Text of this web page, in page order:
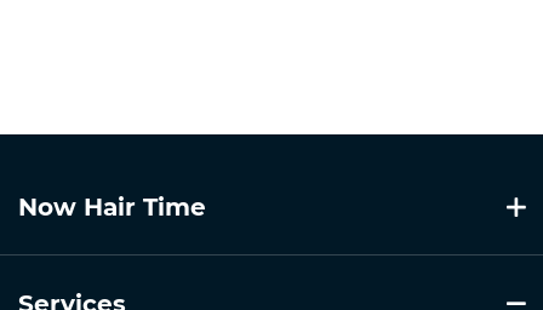
Now Hair Time
Services